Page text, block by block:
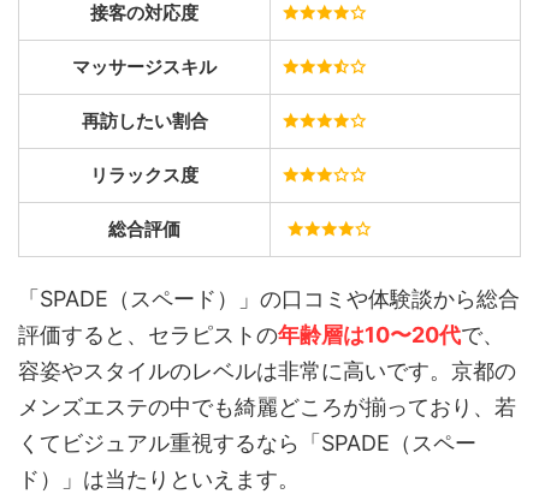
接客の対応度
マッサージスキル
再訪したい割合
リラックス度
総合評価
「SPADE（スペード）」の口コミや体験談から総合
評価すると、セラピストの年齢層は10〜20代で、
容姿やスタイルのレベルは非常に高いです。京都の
メンズエステの中でも綺麗どころが揃っており、若
くてビジュアル重視するなら「SPADE（スペー
ド）」は当たりといえます。